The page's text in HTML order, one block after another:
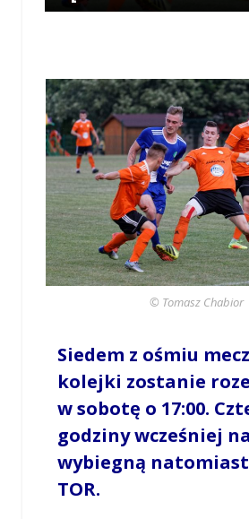
© Tomasz Chabior
Siedem z ośmiu
kolejki zostanie
w sobotę o 17:00.
godziny wcześniej
wybiegną
TOR.